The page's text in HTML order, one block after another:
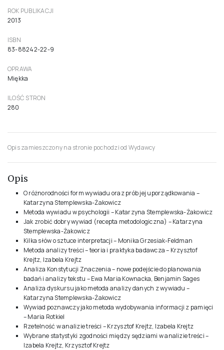
ROK PUBLIKACJI
2013
ISBN
83-88242-22-9
OPRAWA
Miękka
ILOŚĆ STRON
280
Opis zamieszczony na stronie pochodzi od Wydawcy
Opis
O różnorodności form wywiadu oraz prób jej uporządkowania –
Katarzyna Stemplewska-Żakowicz
Metoda wywiadu w psychologii – Katarzyna Stemplewska-Żakowicz
Jak zrobić dobry wywiad (recepta metodologiczna) – Katarzyna
Stemplewska-Żakowicz
Kilka słów o sztuce interpretacji – Monika Grzesiak-Feldman
Metoda analizy treści – teoria i praktyka badawcza – Krzysztof
Krejtz, Izabela Krejtz
Analiza Konstytucji Znaczenia – nowe podejście do planowania
badań i analizy tekstu – Ewa Maria Kownacka, Benjamin Sages
Analiza dyskursu jako metoda analizy danych z wywiadu –
Katarzyna Stemplewska-Żakowicz
Wywiad poznawczy jako metoda wydobywania informacji z pamięci
– Maria Rotkiel
Rzetelność w analizie treści – Krzysztof Krejtz, Izabela Krejtz
Wybrane statystyki zgodności między sędziami w analizie treści –
Izabela Krejtz, Krzysztof Krejtz